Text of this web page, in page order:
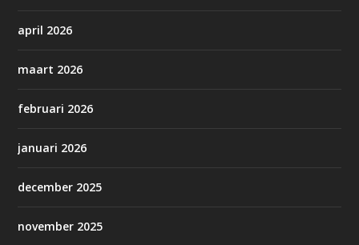
april 2026
maart 2026
februari 2026
januari 2026
december 2025
november 2025